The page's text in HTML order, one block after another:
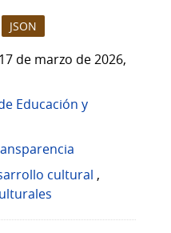
JSON
17 de marzo de 2026,
Educación y
cultural ,